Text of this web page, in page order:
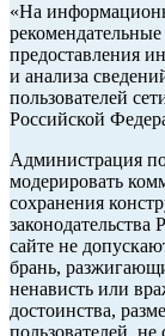
«На
предоставления
и анализа
пользователей
Российской
Администрация
модерировать
сохранения
сайте не
брань,
ненависть или
достоинства,